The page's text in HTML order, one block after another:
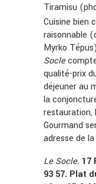
Tiramisu
Cuisine bien
raisonnable
Myrko
Socle
qualité-prix
déjeuner au
la
restauration,
Gourmand
adresse de
Le Socle. 17
93 57. Plat